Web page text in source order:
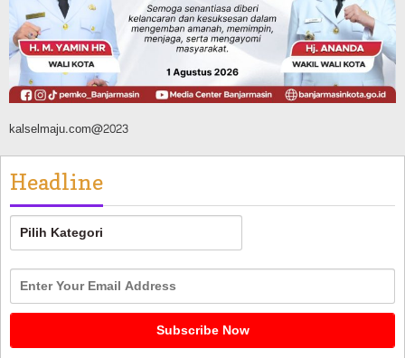
Keamanan Daerah
Agustus 6, 2026
kalselmaju.com@2023
Headline
Headline